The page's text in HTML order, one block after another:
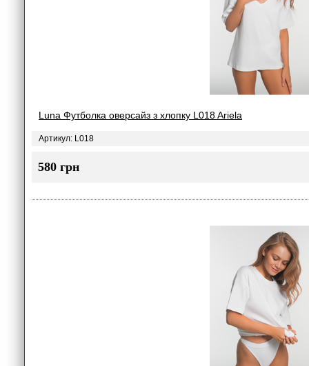
Luna Футболка оверсайз з хлопку L018 Ariela
Артикул: L018
580 грн